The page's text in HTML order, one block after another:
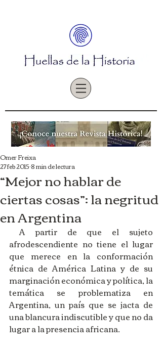
“Mejor no hablar de
ciertas cosas”: la negritud
en Argentina
Omer Freixa
27 feb 2015 8 min de lectura
A partir de que el sujeto
afrodescendiente no tiene el lugar
que merece en la conformación
étnica de América Latina y de su
marginación económica y política, la
temática se problematiza en
Argentina, un país que se jacta de
una blancura indiscutible y que no da
lugar a la presencia africana.